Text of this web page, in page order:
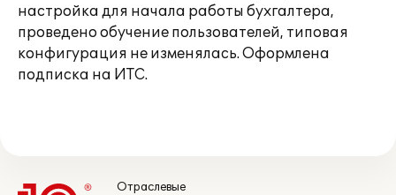
настройка для начала работы бухгалтера,
проведено обучение пользователей, типовая
конфигурация не изменялась. Оформлена
подписка на ИТС.
Отраслевые